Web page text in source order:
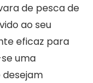
de pesca de
ao seu
eficaz para
uma